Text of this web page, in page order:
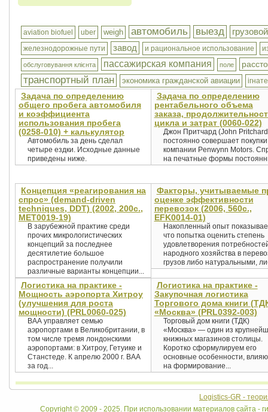
aviation biofuel uber weigh автомобиль выезд
железнодорожные пути завод и рациональное использование
обслуговування клієнта пассажирская компания поле
транспортный план экономика гражданской авиации
Задача по определению
общего пробега автомобиля
и коэффициента
использования пробега
(0258-010) + калькулятор
Автомобиль за день сделал
четыре ездки. Исходные данные
приведены ниже.
Задача по определению
рентабельного объема
заказа,
цикла и затрат (0060-022)
Джон Притчард (John
постоянно совершает
компании Penwynn Motors.
на печатные формы
Концепция «реагирования на
спрос» (demand-driven
techniques, DDT) (2002, 200с.,
MET0019-19)
В зарубежной практике среди
прочих микрологистических
концепций за последнее
десятилетие большое
распространение получили
различные варианты концепции...
Факторы, учитываемые
оценке эффективности
перевозок (2006, 560c.,
EFK0014-01)
Накопленный опыт
что попытка оценить степень
удовлетворения
народного хозяйства в
грузов либо натуральными,
Логистика на практике -
Мощность аэропорта Хитроу
(улучшения для роста
мощности) (PRL0060-025)
ВАА управляет семью
аэропортами в Великобритании, в
том числе тремя лондонскими
аэропортами: в Хитроу, Гетуике и
Станстеде. К апрелю 2000 г. ВАА
за год...
Логистика на практике -
Закупочная логистика
Торгового дома книги
«Москва» (PRL0392-003)
Торговый дом книги (ТДК)
«Москва» — один из
книжных магазинов столицы.
Коротко сформулируем его
основные особенности,
на формирование...
Logistics-GR -
Copyright © 2009 - 2025. При использовании материалов сайта -